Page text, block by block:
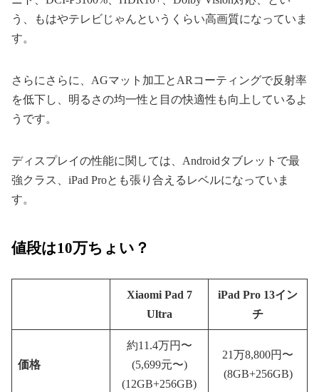
う、もはやテレビじゃんというくらい高画質になっていま
す。
さらにさらに、AGマット加工とARコーティングで反射率
を低下し、明るさの均一性と目の快適性も向上しているよ
うです。
ディスプレイの性能に関しては、Androidタブレットで最
強クラス、iPad Proとも張り合えるレベルになっていま
す。
値段は10万ちょい？
Xiaomi Pad 7
Ultra
iPad Pro 13イン
チ
価格
約11.4万円〜
(5,699元〜)
(12GB+256GB)
21万8,800円〜
(8GB+256GB)